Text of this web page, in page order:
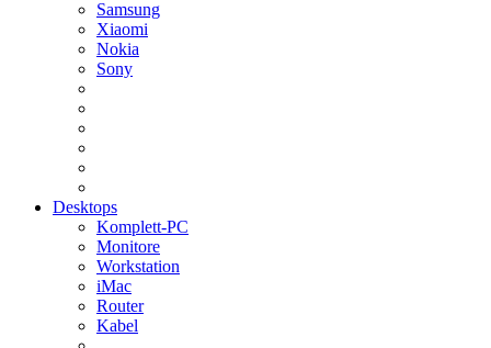
Samsung
Xiaomi
Nokia
Sony
Desktops
Komplett-PC
Monitore
Workstation
iMac
Router
Kabel